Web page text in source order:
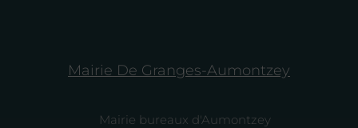
Mairie De Granges-Aumontzey
Mairie bureaux d'Aumontzey